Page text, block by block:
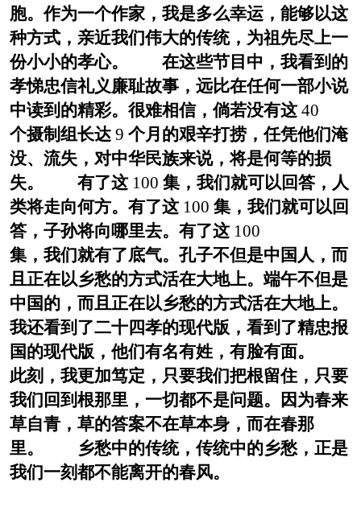
胞。作为一个作家，我是多么幸运，能够以这
种方式，亲近我们伟大的传统，为祖先尽上一
份小小的孝心。 在这些节目中，我看到的
孝悌忠信礼义廉耻故事，远比在任何一部小说
中读到的精彩。很难相信，倘若没有这 40
个摄制组长达9 个月的艰辛打捞，任凭他们淹
没、流失，对中华民族来说，将是何等的损
失。 有了这 100 集，我们就可以回答，人
类将走向何方。有了这 100 集，我们就可以回
答，子孙将向哪里去。有了这 100
集，我们就有了底气。孔子不但是中国人，而
且正在以乡愁的方式活在大地上。端午不但是
中国的，而且正在以乡愁的方式活在大地上。
我还看到了二十四孝的现代版，看到了精忠报
国的现代版，他们有名有姓，有脸有面。
此刻，我更加笃定，只要我们把根留住，只要
我们回到根那里，一切都不是问题。因为春来
草自青，草的答案不在草本身，而在春那
里。 乡愁中的传统，传统中的乡愁，正是
我们一刻都不能离开的春风。